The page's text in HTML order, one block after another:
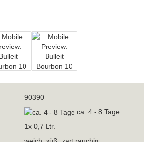
90390
ca. 4 - 8 Tage
1x 0,7 Ltr.
weich, süß, zart rauchig